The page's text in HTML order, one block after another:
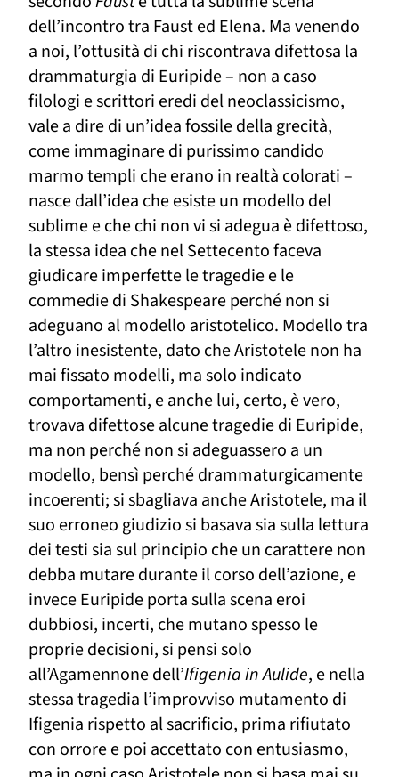
dell’incontro tra Faust ed Elena. Ma venendo
a noi, l’ottusità di chi riscontrava difettosa la
drammaturgia di Euripide – non a caso
filologi e scrittori eredi del neoclassicismo,
vale a dire di un’idea fossile della grecità,
comeimmaginare di purissimo candido
marmo templi che erano in realtà colorati –
nasce dall’idea che esiste un modello del
sublime e che chi non vi si adegua è difettoso,
la stessa idea che nel Settecento faceva
giudicare imperfette le tragedie e le
commediedi Shakespeareperché non si
adeguano al modello aristotelico. Modello tra
l’altro inesistente, dato che Aristotele non ha
mai fissato modelli, ma solo indicato
comportamenti, e anche lui, certo, è vero,
trovava difettose alcune tragedie di Euripide,
ma non perché non si adeguassero a un
modello, bensì perché drammaturgicamente
incoerenti; si sbagliava anche Aristotele, ma il
suo erroneo giudizio si basava sia sulla lettura
dei testi sia sul principio che un carattere non
debba mutare durante il corso dell’azione, e
invece Euripide porta sulla scena eroi
dubbiosi, incerti, che mutano spesso le
proprie decisioni, si pensi solo
all’Agamennone dell’Ifigenia in Aulide, e nella
stessa tragedia l’improvviso mutamento di
Ifigenia rispetto al sacrificio, prima rifiutato
con orrore e poi accettato con entusiasmo,